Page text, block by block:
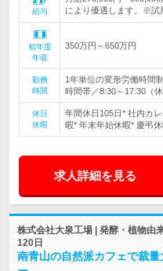
給与
により優遇します。※試
初年度
年収
350万円～650万円
勤務
時間
1年単位の変形労働時間
時間帯／8:30～17:30（
休日
休暇
年間休日105日* 社内カ
暇* 年末年始休暇* 慶弔休
求人詳細を見る
株式会社大泉工場 | 発酵・植物由
120日
南青山の自然派カフェで裁